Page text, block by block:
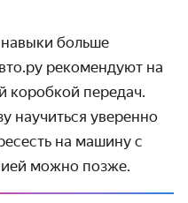
больше
рекомендуют на
коробкой передач.
научиться уверенно
на машину с
можно позже.